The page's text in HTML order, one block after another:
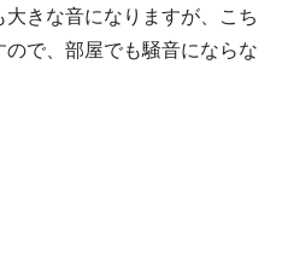
きな音になりますが、こち
で、部屋でも騒音にならな